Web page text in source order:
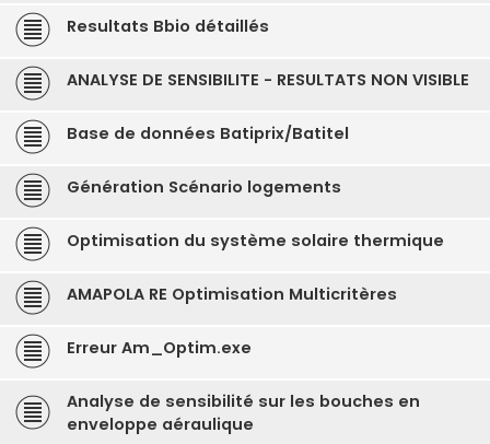
Resultats Bbio détaillés
ANALYSE DE SENSIBILITE - RESULTATS NON VISIBLE
Base de données Batiprix/Batitel
Génération Scénario logements
Optimisation du système solaire thermique
AMAPOLA RE Optimisation Multicritères
Erreur Am_Optim.exe
Analyse de sensibilité sur les bouches en
enveloppe aéraulique